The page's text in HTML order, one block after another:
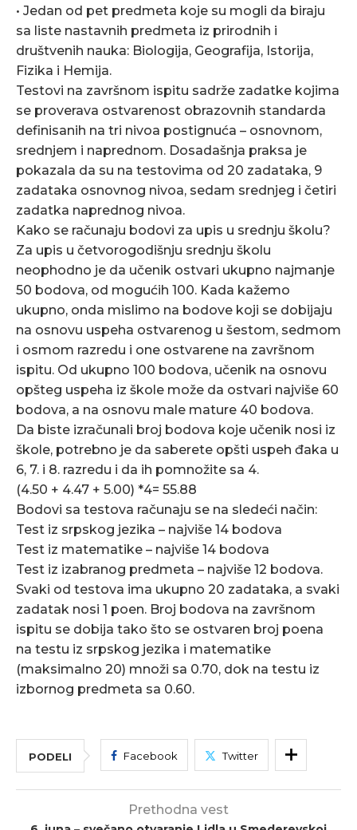
• Jedan od pet predmeta koje su mogli da biraju
sa liste nastavnih predmeta iz prirodnih i
društvenih nauka: Biologija, Geografija, Istorija,
Fizika i Hemija.
Testovi na završnom ispitu sadrže zadatke kojima
se proverava ostvarenost obrazovnih standarda
definisanih na tri nivoa postignuća – osnovnom,
srednjem i naprednom. Dosadašnja praksa je
pokazala da su na testovima od 20 zadataka, 9
zadataka osnovnog nivoa, sedam srednjeg i četiri
zadatka naprednog nivoa.
Kako se računaju bodovi za upis u srednju školu?
Za upis u četvorogodišnju srednju školu
neophodno je da učenik ostvari ukupno najmanje
50 bodova, od mogućih 100. Kada kažemo
ukupno, onda mislimo na bodove koji se dobijaju
na osnovu uspeha ostvarenog u šestom, sedmom
i osmom razredu i one ostvarene na završnom
ispitu. Od ukupno 100 bodova, učenik na osnovu
opšteg uspeha iz škole može da ostvari najviše 60
bodova, a na osnovu male mature 40 bodova.
Da biste izračunali broj bodova koje učenik nosi iz
škole, potrebno je da saberete opšti uspeh đaka u
6, 7. i 8. razredu i da ih pomnožite sa 4.
(4.50 + 4.47 + 5.00) *4= 55.88
Bodovi sa testova računaju se na sledeći način:
Test iz srpskog jezika – najviše 14 bodova
Test iz matematike – najviše 14 bodova
Test iz izabranog predmeta – najviše 12 bodova.
Svaki od testova ima ukupno 20 zadataka, a svaki
zadatak nosi 1 poen. Broj bodova na završnom
ispitu se dobija tako što se ostvaren broj poena
na testu iz srpskog jezika i matematike
(maksimalno 20) množi sa 0.70, dok na testu iz
izbornog predmeta sa 0.60.
PODELI Facebook Twitter
Prethodna vest